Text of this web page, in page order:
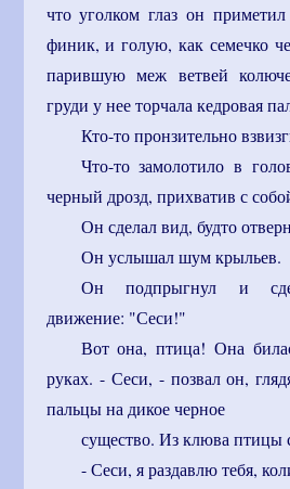
что уголком глаз он
финик, и голую, как семечко
парившую меж ветвей
груди у нее торчала кедровая
Кто-то пронзительно
Что-то замолотило в
черный дрозд, прихватив с
Он сделал вид, будто
Он услышал шум крыльев.
Он подпрыгнул и
движение: "Сеси!"
Вот она, птица! Она
руках. - Сеси, - позвал он,
пальцы на дикое черное
существо. Из клюва птицы
- Сеси, я раздавлю тебя,